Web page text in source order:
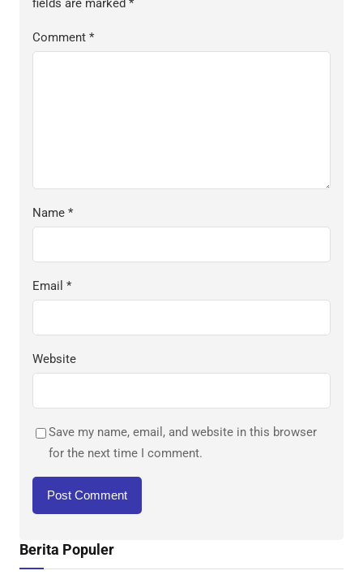
fields are marked *
Comment *
Name *
Email *
Website
Save my name, email, and website in this browser
for the next time I comment.
Berita Populer